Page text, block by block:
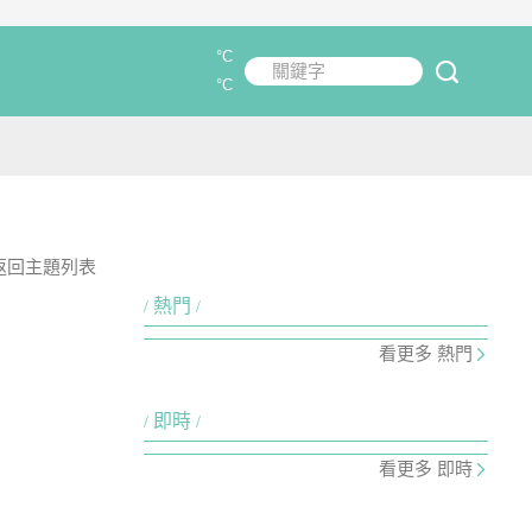
關鍵字
°C
°C
回主題列表
熱門
看更多 熱門
即時
看更多 即時